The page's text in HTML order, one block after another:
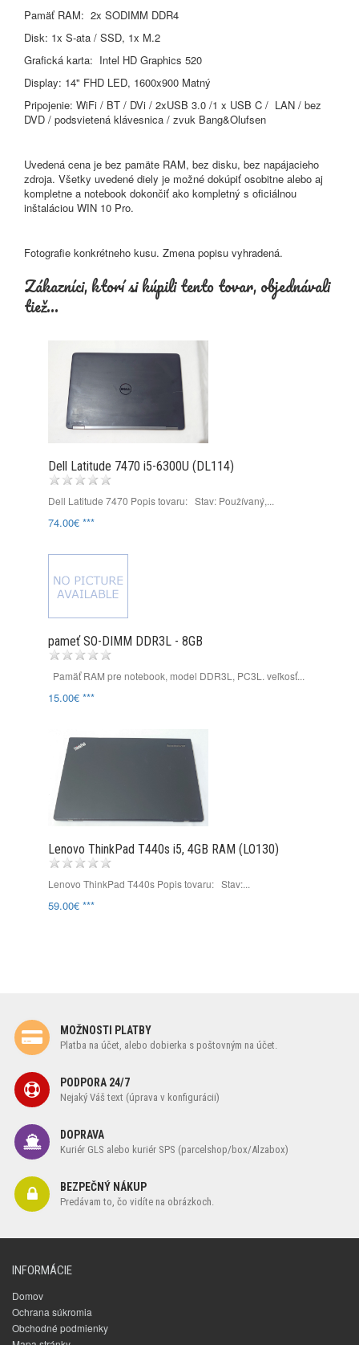
Pamäť RAM: 2x SODIMM DDR4
Disk: 1x S-ata / SSD, 1x M.2
Grafická karta: Intel HD Graphics 520
Display: 14" FHD LED, 1600x900 Matný
Pripojenie: WiFi / BT / DVi / 2xUSB 3.0 /1 x USB C / LAN / bez
DVD / podsvietená klávesnica / zvuk Bang&Olufsen
Uvedená cena je bez pamäte RAM, bez disku, bez napájacieho
zdroja. Všetky uvedené diely je možné dokúpiť osobitne alebo aj
kompletne a notebook dokončiť ako kompletný s oficiálnou
inštaláciou WIN 10 Pro.
Fotografie konkrétneho kusu. Zmena popisu vyhradená.
Zákazníci, ktorí si kúpili tento tovar, objednávali
tiež...
Dell Latitude 7470 i5-6300U (DL114)
Dell Latitude 7470 Popis tovaru: Stav: Používaný,...
74.00€ ***
pameť SO-DIMM DDR3L - 8GB
Pamäť RAM pre notebook, model DDR3L, PC3L. veľkosť...
15.00€ ***
Lenovo ThinkPad T440s i5, 4GB RAM (LO130)
Lenovo ThinkPad T440s Popis tovaru: Stav:...
59.00€ ***
MOŽNOSTI PLATBY
Platba na účet, alebo dobierka s poštovným na účet.
PODPORA 24/7
Nejaký Váš text (úprava v konfigurácii)
DOPRAVA
Kuriér GLS alebo kuriér SPS (parcelshop/box/Alzabox)
BEZPEČNÝ NÁKUP
Predávam to, čo vidíte na obrázkoch.
INFORMÁCIE
Domov
Ochrana súkromia
Obchodné podmienky